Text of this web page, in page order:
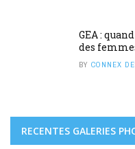
GEA :
des
BY CONNEX
RECENTES GALERIES